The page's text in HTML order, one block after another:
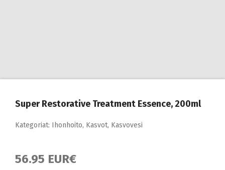
Super Restorative Treatment Essence, 200ml
Kategoriat: Ihonhoito, Kasvot, Kasvovesi
56.95 EUR€